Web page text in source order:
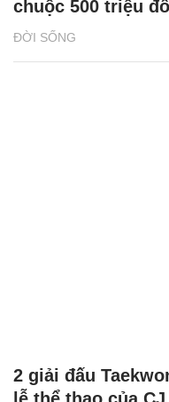
ĐỜI SỐNG
chuộc 500 triệu
2 giải đấu